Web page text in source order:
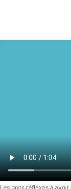
Les bons réflexes à